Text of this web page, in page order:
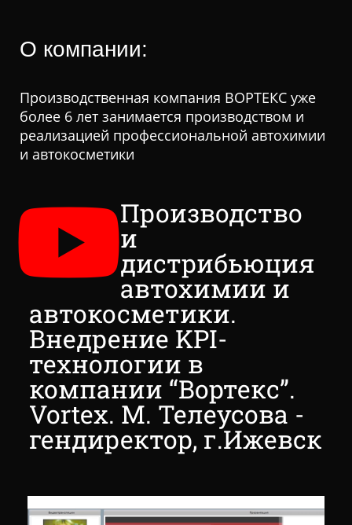
О компании:
Производственная компания ВОРТЕКС уже
более 6 лет занимается производством и
реализацией профессиональной автохимии
и автокосметики
Производство
и
дистрибьюция
автохимии и
автокосметики.
Внедрение KPI-
технологии в
компании “Вортекс”.
Vortex. М. Телеусова -
гендиректор, г.Ижевск